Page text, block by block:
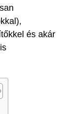
és akár